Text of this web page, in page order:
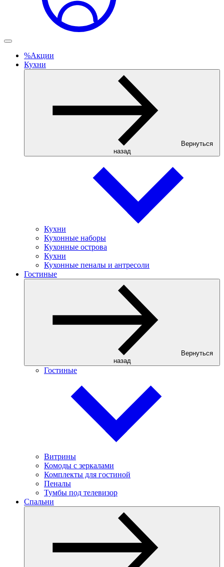
%Акции
Кухни
Вернуться
назад
Кухни
Кухонные наборы
Кухонные острова
Кухни
Кухонные пеналы и антресоли
Гостиные
Вернуться
назад
Гостиные
Витрины
Комоды с зеркалами
Комплекты для гостиной
Пеналы
Тумбы под телевизор
Спальни